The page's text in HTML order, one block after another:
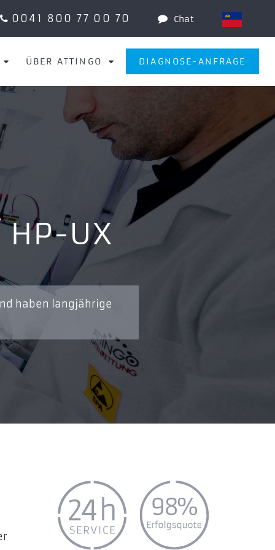
0041 800 77 00 70 Chat
ÜBER ATTINGO DIAGNOSE-ANFRAGE
UX
haben langjährige